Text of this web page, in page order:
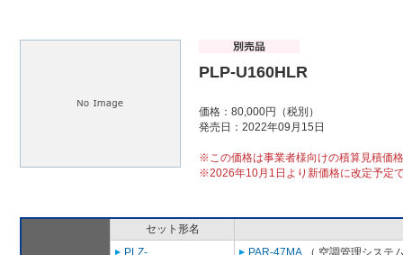
PLP-U160HLR
価格：80,000円（税別）
発売日：2022年09月15日
※この価格は事業者様向けの積算見積価
※2026年10月1日より新価格に改定予定
セット形名